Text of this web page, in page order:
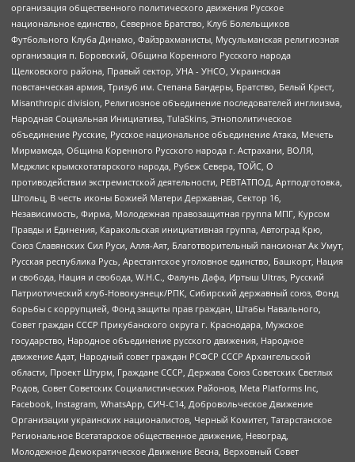
организация общественного политического движения Русское
национальное единство, Северное Братство, Клуб Болельщиков
Футбольного Клуба Динамо, Файзрахманисты, Мусульманская религиозная
организация п. Боровский, Община Коренного Русского народа
Щелковского района, Правый сектор, УНА - УНСО, Украинская
повстанческая армия, Тризуб им. Степана Бандеры, Братство, Белый Крест,
Misanthropic division, Религиозное объединение последователей инглиизма,
Народная Социальная Инициатива, TulaSkins, Этнополитическое
объединение Русские, Русское национальное объединение Атака, Мечеть
Мирмамеда, Община Коренного Русского народа г. Астрахани, ВОЛЯ,
Меджлис крымскотатарского народа, Рубеж Севера, ТОЙС, О
противодействии экстремистской деятельности, РЕВТАТПОД, Артподготовка,
Штольц, В честь иконы Божией Матери Державная, Сектор 16,
Независимость, Фирма, Молодежная правозащитная группа МПГ, Курсом
Правды и Единения, Каракольская инициативная группа, Автоград Крю,
Союз Славянских Сил Руси, Алля-Аят, Благотворительный пансионат Ак Умут,
Русская республика Русь, Арестантское уголовное единство, Башкорт, Нация
и свобода, Нация и свобода, W.H.С., Фалунь Дафа, Иртыш Ultras, Русский
Патриотический клуб-Новокузнецк/РПК, Сибирский державный союз, Фонд
борьбы с коррупцией, Фонд защиты прав граждан, Штабы Навального,
Совет граждан СССР Прикубанского округа г. Краснодара, Мужское
государство, Народное объединение русского движения, Народное
движение Адат, Народный совет граждан РСФСР СССР Архангельской
области, Проект Штурм, Граждане СССР, Держава Союз Советских Светлых
Родов, Совет Советских Социалистических Районов, Meta Platforms Inc,
Facebook, Instagram, WhatsApp, СИЧ-С14, Добровольческое Движение
Организации украинских националистов, Черный Комитет, Татарстанское
Региональное Всетатарское общественное движение, Невоград,
Молодежное Демократическое Движение Весна, Верховный Совет